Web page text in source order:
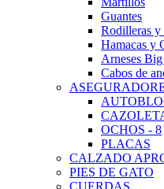
Guantes
Rodilleras y
Hamacas y
Arneses
Cabos de
OCHOS - 8
PLACAS
CALZADO
PIES DE GATO
CUERDAS